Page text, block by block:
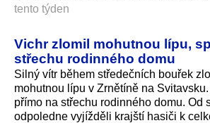
tento týden
Vichr zlomil mohutnou lípu,
střechu rodinného domu
Silný vítr během středečních bouřek
mohutnou lípu v Zrnětíně na Svitavsku.
přímo na střechu rodinného domu. Od
odpoledne vyjížděli krajští hasiči k